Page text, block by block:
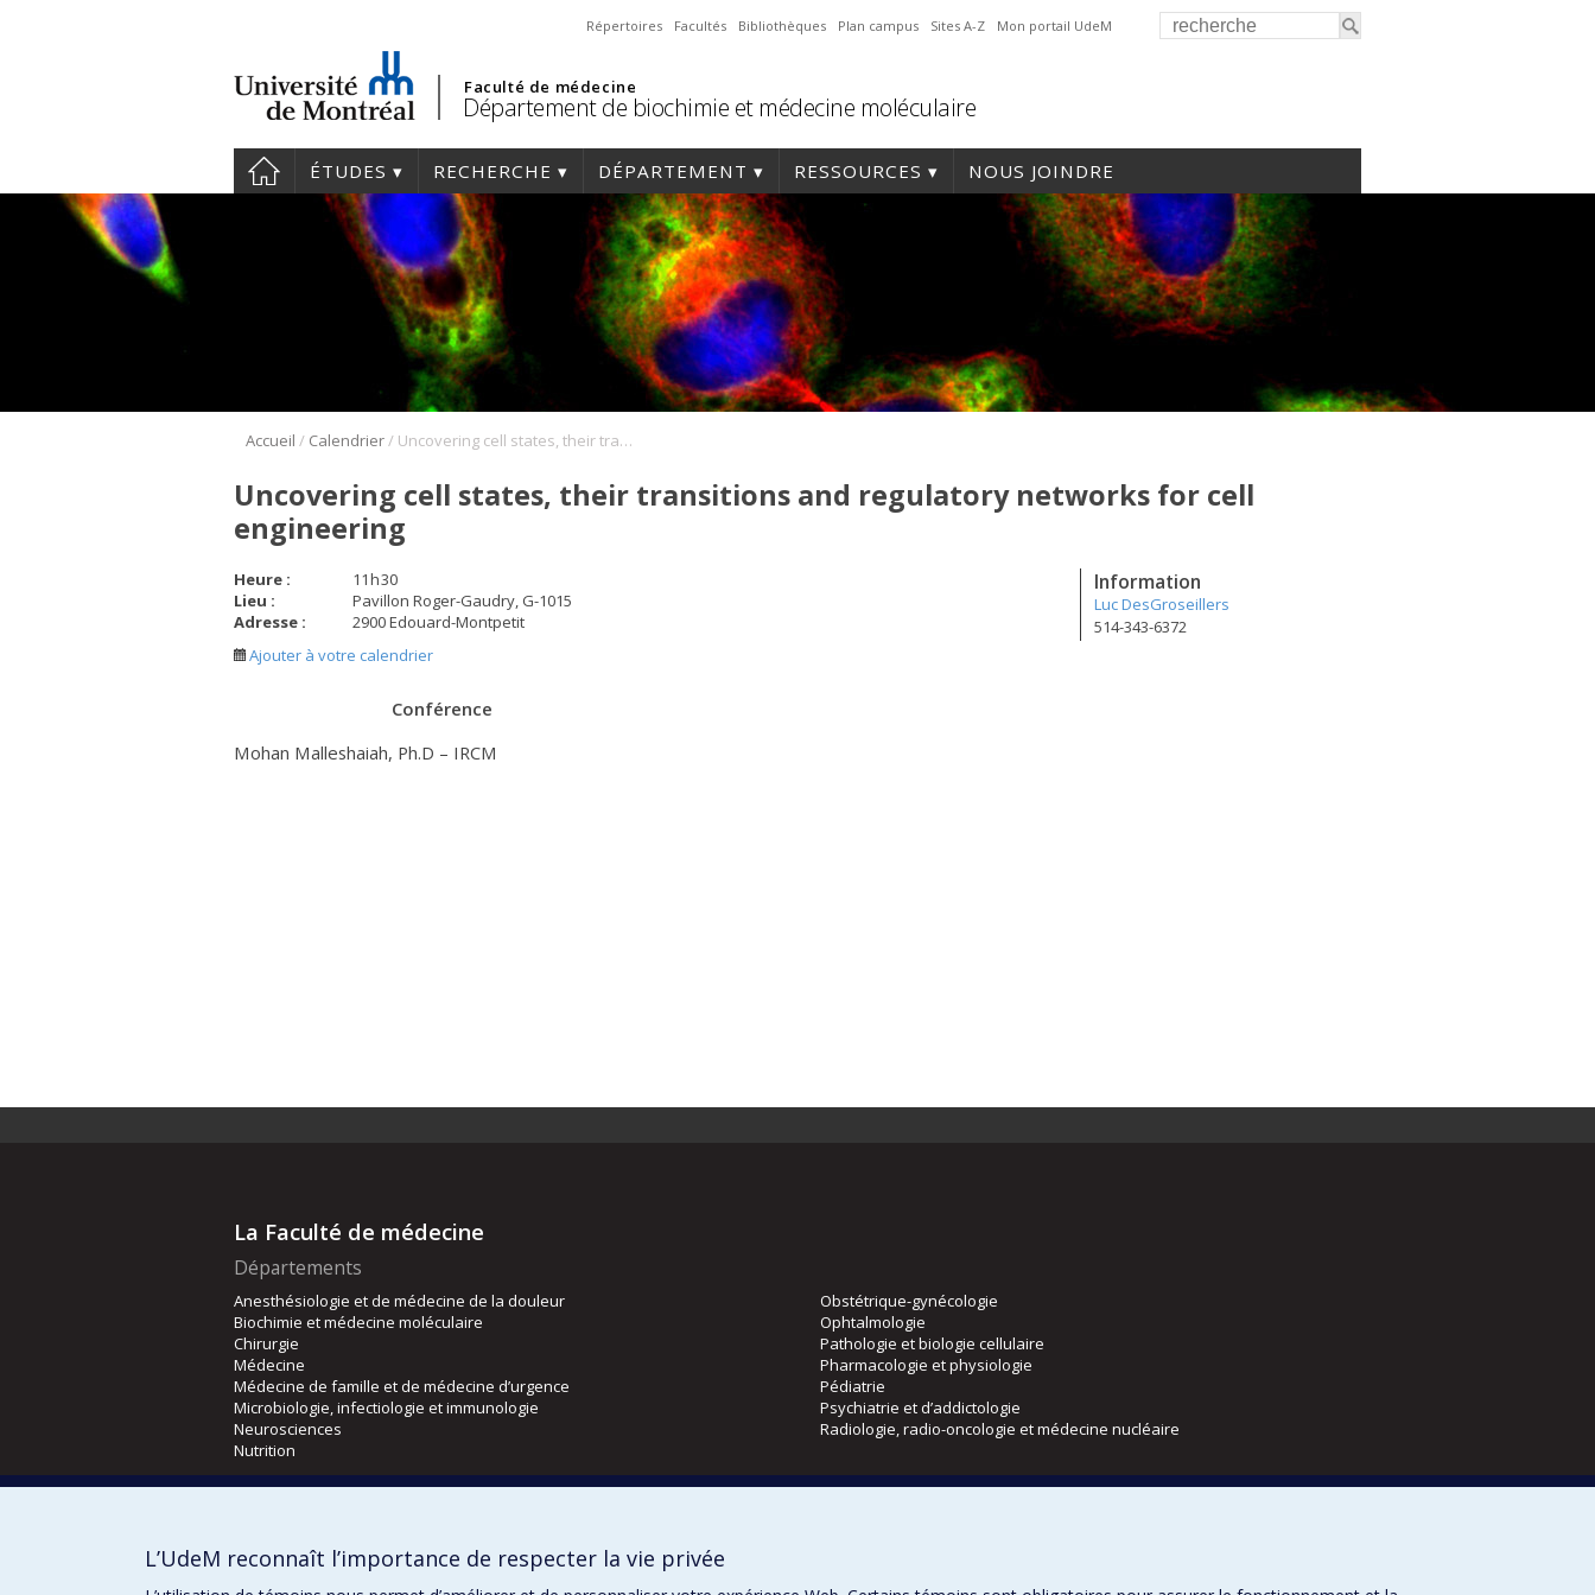
Répertoires Facultés Bibliothèques Plan campus Sites A-Z Mon portail UdeM
Faculté de médecine
Département de biochimie et médecine moléculaire
ÉTUDES RECHERCHE DÉPARTEMENT RESSOURCES NOUS JOINDRE
Accueil / Calendrier/ Uncovering cell states, their transitions and regulatory networks for cell engineering
Uncovering cell states, their transitions and regulatory networks for cell
engineering
Heure : 11h30
Lieu :
Pavillon Roger-Gaudry, G-1015
Adresse :
2900 Edouard-Montpetit
Ajouter à votre calendrier
Information
Luc DesGroseillers
514-343-6372
Conférence
Mohan Malleshaiah, Ph.D – IRCM
La Faculté de médecine
Départements
Anesthésiologie et de médecine de la douleur
Biochimie et médecine moléculaire
Chirurgie
Médecine
Médecine de famille et de médecine d’urgence
Microbiologie, infectiologie et immunologie
Neurosciences
Nutrition
Obstétrique-gynécologie
Ophtalmologie
Pathologie et biologie cellulaire
Pharmacologie et physiologie
Pédiatrie
Psychiatrie et d’addictologie
Radiologie, radio-oncologie et médecine nucléaire
Orthophonie et audiologie
L’UdeM reconnaît l’importance de respecter la vie privée